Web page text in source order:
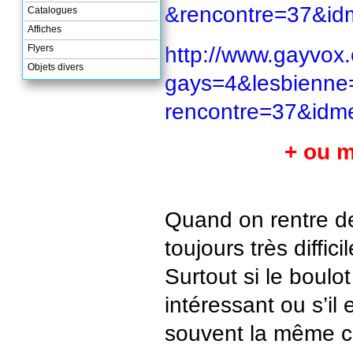
http://
+ ou
Quand on rentre
toujours très
Surtout si le boulot
intéressant ou s’il
souvent la même
Catalogues
Affiches
Flyers
Objets divers